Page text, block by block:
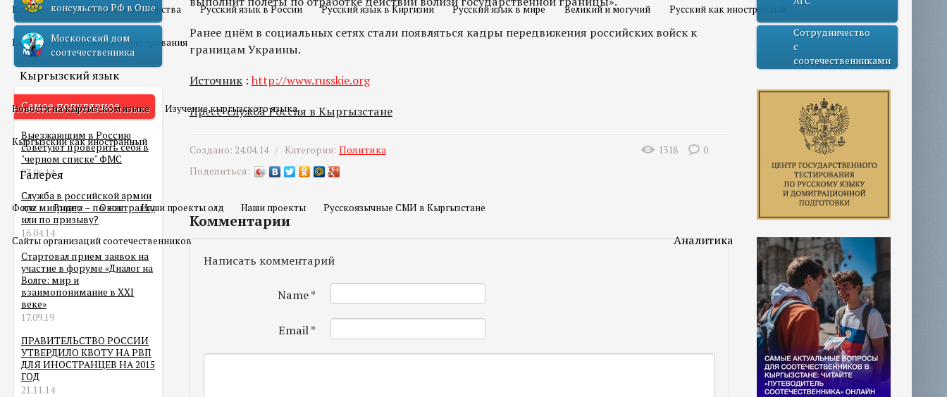
Конкурс педагогического мастерства Русский язык в России Русский язык в Киргизии Русский язык в мире Великий и могучий Русский как иностранный
Центр государственного тестирования
Кыргызский язык
Новости на кыргызском языке Изучение кыргызского языка
Кыргызский как иностранный
Галерея
Фото Видео О нас Наши проекты олд Наши проекты Русскоязычные СМИ в Кыргызстане
Сайты организаций соотечественников Аналитика
консульство РФ в Оше
Московский дом
соотечественника
Самое популярное
Выезжающим в Россию
советуют проверить себя в
"черном списке" ФМС
03.06.14
Служба в российской армии
для мигранта – по контракту
или по призыву?
16.04.14
Стартовал прием заявок на
участие в форуме «Диалог на
Волге: мир и
взаимопонимание в XXI
веке»
17.09.19
ПРАВИТЕЛЬСТВО РОССИИ
УТВЕРДИЛО КВОТУ НА РВП
ДЛЯ ИНОСТРАНЦЕВ НА 2015
ГОД
21.11.14
Ранее днём в социальных сетях стали появляться кадры передвижения российских войск к
границам Украины.
Источник: http://www.russkie.org
Пресс-служба Россия в Кыргызстане
Создано: 24.04.14 / Категория: Политика 1318
0
Поделиться:
Комментарии
Написать комментарий
Name*
Email*
Сотрудничество
с
соотечественниками